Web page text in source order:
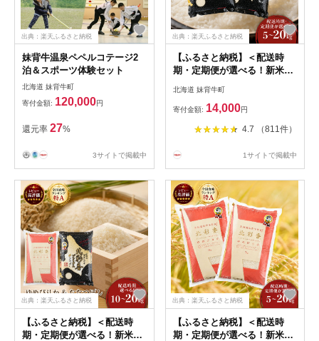
出典：楽天ふるさと納税
妹背牛温泉ペペルコテージ2
泊＆スポーツ体験セット
北海道 妹背牛町
寄付金額: 120,000円
還元率 27%
3サイトで掲載中
出典：楽天ふるさと納税
【ふるさと納税】＜配送時
期・定期便が選べる！新米先
行予約開始！＞ プレミアム北
彩香ななつぼし【白米】5〜
20kg 妹背牛産 | お米 精米 ご
し 大容量 ランキング 北海道
先行予約 道産 定期便 送料無
北海道 妹背牛町
寄付金額: 14,000円
4.7 （811件）
1サイトで掲載中
出典：楽天ふるさと納税
【ふるさと納税】＜配送時
期・定期便が選べる！新米先
出典：楽天ふるさと納税
【ふるさと納税】＜配送時
期・定期便が選べる！新米先